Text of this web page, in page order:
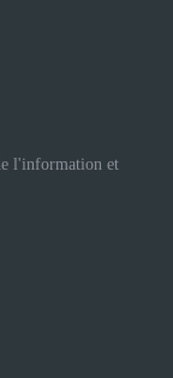
l'information et